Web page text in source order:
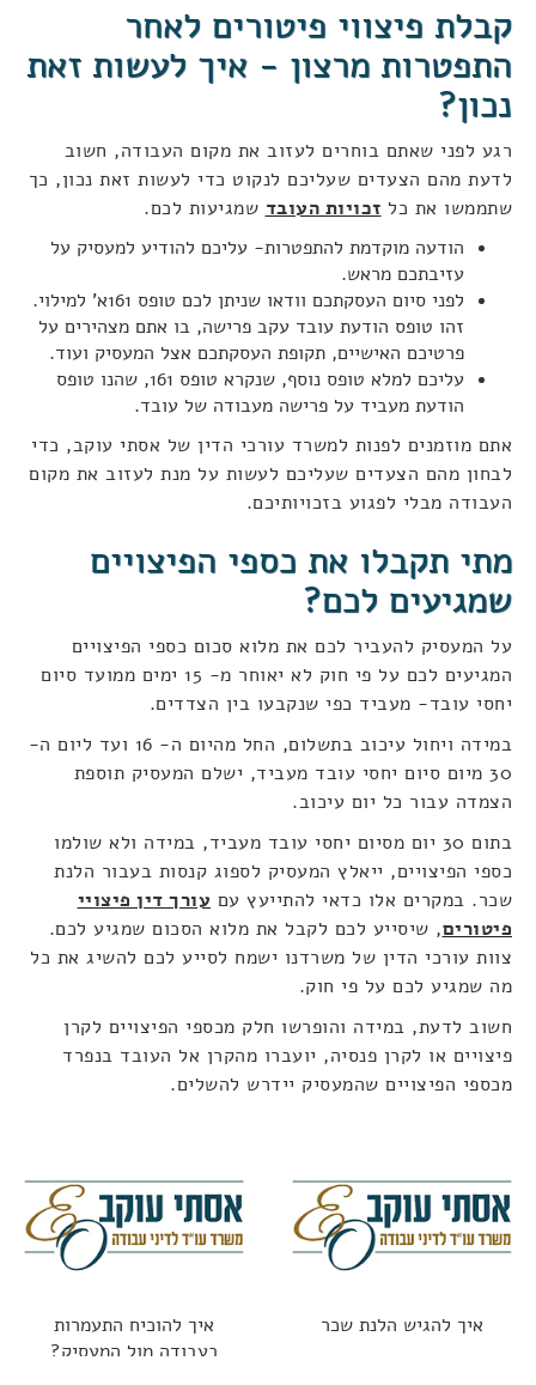
קבלת פיצווי פיטורים לאחר
התפטרות מרצון - איך לעשות זאת
נכון?
רגע לפני שאתם בוחרים לעזוב את מקום העבודה, חשוב
לדעת מהם הצעדים שעליכם לנקוט כדי לעשות זאת נכון, כך
שתממשו את כל זכויות העובד שמגיעות לכם.
הודעה מוקדמת להתפטרות- עליכם להודיע למעסיק על
עזיבתכם מראש.
לפני סיום העסקתכם וודאו שניתן לכם טופס 161א' למילוי.
זהו טופס הודעת עובד עקב פרישה, בו אתם מצהירים על
פרטיכם האישיים, תקופת העסקתכם אצל המעסיק ועוד.
עליכם למלא טופס נוסף, שנקרא טופס 161, שהנו טופס
הודעת מעביד על פרישה מעבודה של עובד.
אתם מוזמנים לפנות למשרד עורכי הדין של אסתי עוקב, כדי
לבחון מהם הצעדים שעליכם לעשות על מנת לעזוב את מקום
העבודה מבלי לפגוע בזכויותיכם.
מתי תקבלו את כספי הפיצויים
שמגיעים לכם?
על המעסיק להעביר לכם את מלוא סכום כספי הפיצויים
המגיעים לכם על פי חוק לא יאוחר מ- 15 ימים ממועד סיום
יחסי עובד- מעביד כפי שנקבעו בין הצדדים.
במידה ויחול עיכוב בתשלום, החל מהיום ה- 16 ועד ליום ה-
30 מיום סיום יחסי עובד מעביד, ישלם המעסיק תוספת
הצמדה עבור כל יום עיכוב.
בתום 30 יום מסיום יחסי עובד מעביד, במידה ולא שולמו
כספי הפיצויים, ייאלץ המעסיק לספוג קנסות בעבור הלנת
שכר. במקרים אלו כדאי להתייעץ עם עורך דין פיצויי
פיטורים, שיסייע לכם לקבל את מלוא הסכום שמגיע לכם.
צוות עורכי הדין של משרדנו ישמח לסייע לכם להשיג את כל
מה שמגיע לכם על פי חוק.
חשוב לדעת, במידה והופרשו חלק מכספי הפיצויים לקרן
פיצויים או לקרן פנסיה, יועברו מהקרן אל העובד בנפרד
מכספי הפיצויים שהמעסיק יידרש להשלים.
איך להגיש הלנת שכר
איך להוכיח התעמרות
בעבודה מול המעסיק?